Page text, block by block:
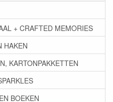
+ CRAFTED MEMORIES
HAKEN
KARTONPAKKETTEN
BOEKEN